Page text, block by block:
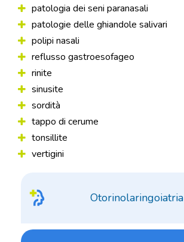
patologia dei seni paranasali
patologie delle ghiandole salivari
polipi nasali
reflusso gastroesofageo
rinite
sinusite
sordità
tappo di cerume
tonsillite
vertigini
Otorinolaringoiatria